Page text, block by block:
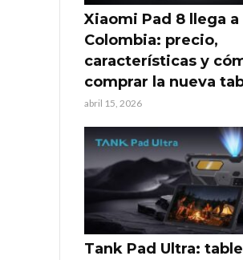
Xiaomi Pad 8 llega a
Colombia: precio,
características y
comprar la nueva
abril 15, 2026
Tank Pad Ultra: